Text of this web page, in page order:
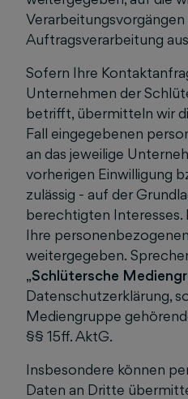
Verarbeitungsvorgängen
Auftragsverarbeitung
Sofern Ihre
Unternehmen der
betrifft, übermitteln wir
Fall eingegebenen
an das jeweilige
vorherigen Einwilligung
zulässig - auf der
berechtigten Interesses.
Ihre
weitergegeben.
„Schlütersche
Datenschutzerklärung,
Mediengruppe
§§ 15ff. AktG.
Insbesondere können
Daten an Dritte